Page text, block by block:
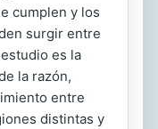
cumplen y los
surgir entre
es la
la razón,
entre
distintas y